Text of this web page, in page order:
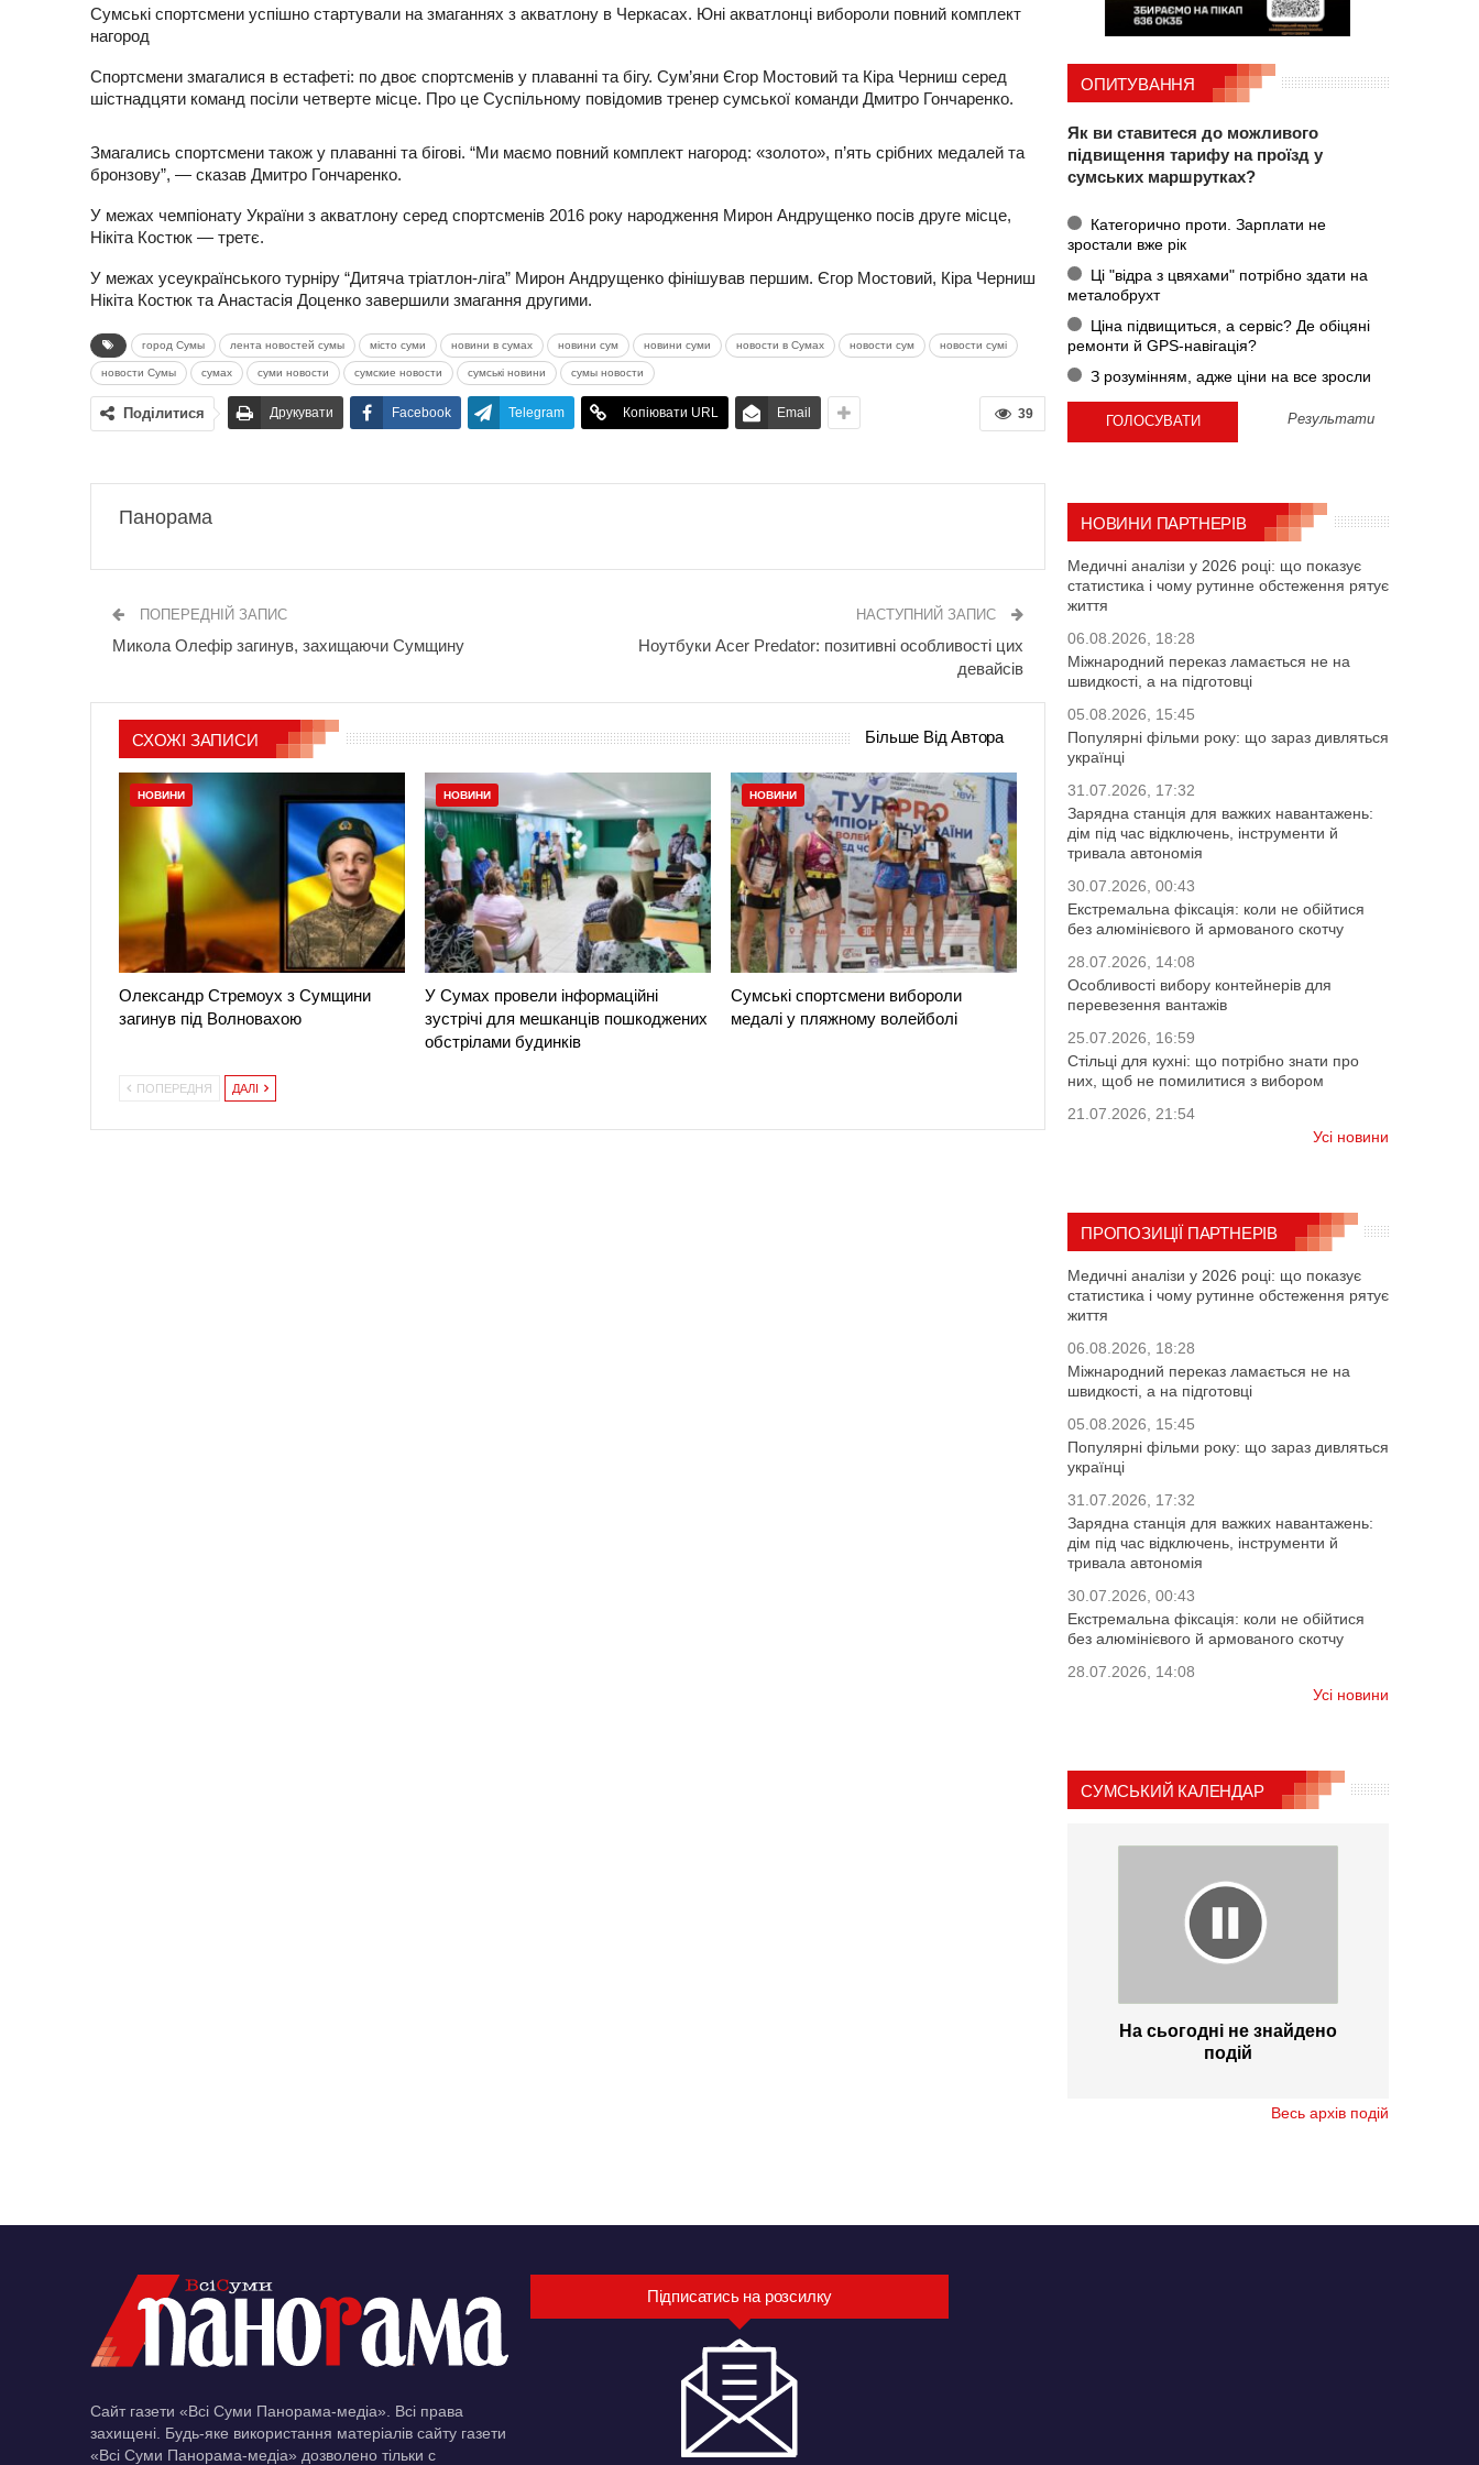
Сумські спортсмени успішно стартували на змаганнях з акватлону в Черкасах. Юні акватлонці вибороли повний комплект
нагород
Спортсмени змагалися в естафеті: по двоє спортсменів у плаванні та бігу. Сум’яни Єгор Мостовий та Кіра Черниш серед
шістнадцяти команд посіли четверте місце. Про це Суспільному повідомив тренер сумської команди Дмитро Гончаренко.
Змагались спортсмени також у плаванні та бігові. “Ми маємо повний комплект нагород: «золото», п’ять срібних медалей та
бронзову”, — сказав Дмитро Гончаренко.
У межах чемпіонату України з акватлону серед спортсменів 2016 року народження Мирон Андрущенко посів друге місце,
Нікіта Костюк — третє.
У межах усеукраїнського турніру “Дитяча тріатлон-ліга” Мирон Андрущенко фінішував першим. Єгор Мостовий, Кіра Черниш
Нікіта Костюк та Анастасія Доценко завершили змагання другими.
город Сумы лента новостей сумы місто суми новини в сумах новини сум новини суми новости в Сумах новости сум новости сумі
новости Сумы сумах суми новости сумские новости сумські новини сумы новости
39
Поділитися Друкувати Facebook Telegram Копіювати URL Email
Панорама
ПОПЕРЕДНІЙ ЗАПИС
Микола Олефір загинув, захищаючи Сумщину
НАСТУПНИЙ ЗАПИС
Ноутбуки Acer Predator: позитивні особливості цих
девайсів
СХОЖІ ЗАПИСИ Більше Від Автора
НОВИНИ
Олександр Стремоух з Сумщини
загинув під Волновахою
НОВИНИ
У Сумах провели інформаційні
зустрічі для мешканців пошкоджених
обстрілами будинків
НОВИНИ
Сумські спортсмени вибороли
медалі у пляжному волейболі
ПОПЕРЕДНЯ ДАЛІ
ОПИТУВАННЯ
Як ви ставитеся до можливого
підвищення тарифу на проїзд у
сумських маршрутках?
Категорично проти. Зарплати не
зростали вже рік
Ці "відра з цвяхами" потрібно здати на
металобрухт
Ціна підвищиться, а сервіс? Де обіцяні
ремонти й GPS-навігація?
З розумінням, адже ціни на все зросли
Результати
НОВИНИ ПАРТНЕРІВ
Медичні аналізи у 2026 році: що показує
статистика і чому рутинне обстеження рятує
життя
06.08.2026, 18:28
Міжнародний переказ ламається не на
швидкості, а на підготовці
05.08.2026, 15:45
Популярні фільми року: що зараз дивляться
українці
31.07.2026, 17:32
Зарядна станція для важких навантажень:
дім під час відключень, інструменти й
тривала автономія
30.07.2026, 00:43
Екстремальна фіксація: коли не обійтися
без алюмінієвого й армованого скотчу
28.07.2026, 14:08
Особливості вибору контейнерів для
перевезення вантажів
25.07.2026, 16:59
Стільці для кухні: що потрібно знати про
них, щоб не помилитися з вибором
21.07.2026, 21:54
Усі новини
ПРОПОЗИЦІЇ ПАРТНЕРІВ
Медичні аналізи у 2026 році: що показує
статистика і чому рутинне обстеження рятує
життя
06.08.2026, 18:28
Міжнародний переказ ламається не на
швидкості, а на підготовці
05.08.2026, 15:45
Популярні фільми року: що зараз дивляться
українці
31.07.2026, 17:32
Зарядна станція для важких навантажень:
дім під час відключень, інструменти й
тривала автономія
30.07.2026, 00:43
Екстремальна фіксація: коли не обійтися
без алюмінієвого й армованого скотчу
28.07.2026, 14:08
Усі новини
СУМСЬКИЙ КАЛЕНДАР
На сьогодні не знайдено
подій
Весь архів подій
Сайт газети «Всі Суми Панорама-медіа». Всі права
захищені. Будь-яке використання матеріалів сайту газети
«Всі Суми Панорама-медіа» дозволено тільки c
Підписатись на розсилку